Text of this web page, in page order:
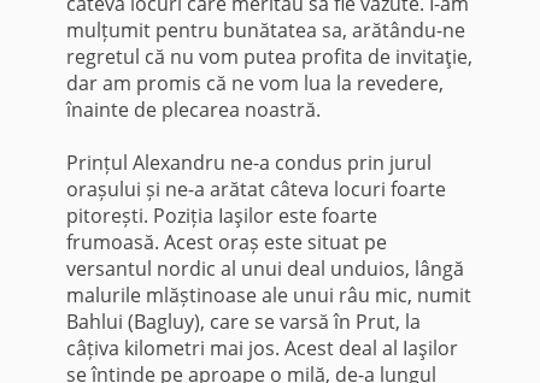
mulțumit pentru bunătatea sa, arătându-ne
regretul că nu vom putea profita de invitaţie,
dar am promis că ne vom lua la revedere,
înainte de plecarea noastră.
Prințul Alexandru ne-a condus prin jurul
orașului și ne-a arătat câteva locuri foarte
pitorești. Poziția Iaşilor este foarte
frumoasă. Acest oraș este situat pe
versantul nordic al unui deal unduios, lângă
malurile mlăștinoase ale unui râu mic, numit
Bahlui (Bagluy), care se varsă în Prut, la
câțiva kilometri mai jos. Acest deal al Iaşilor
se întinde pe aproape o milă, de-a lungul